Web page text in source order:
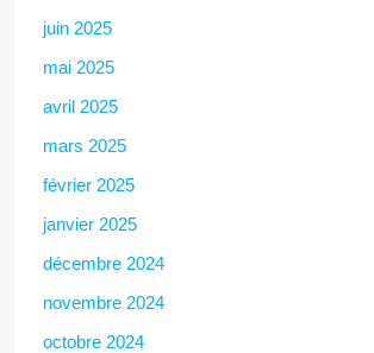
juin 2025
mai 2025
avril 2025
mars 2025
février 2025
janvier 2025
décembre 2024
novembre 2024
octobre 2024